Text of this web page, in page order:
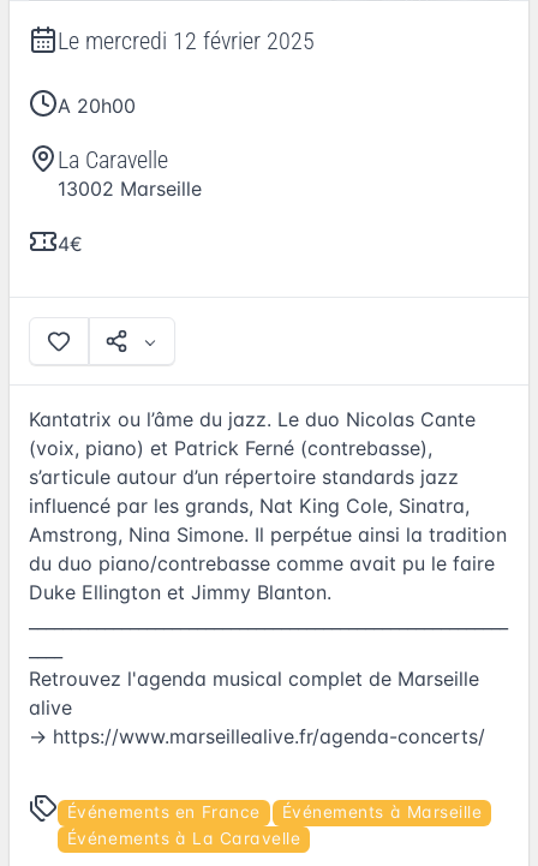
Le mercredi 12 février 2025
A 20h00
La Caravelle
13002 Marseille
4€
Kantatrix ou l’âme du jazz. Le duo Nicolas Cante
(voix, piano) et Patrick Ferné (contrebasse),
s’articule autour d’un répertoire standards jazz
influencé par les grands, Nat King Cole, Sinatra,
Amstrong, Nina Simone. Il perpétue ainsi la tradition
du duo piano/contrebasse comme avait pu le faire
Duke Ellington et Jimmy Blanton.
Retrouvez l'agenda musical complet de Marseille
alive
→ https://www.marseillealive.fr/agenda-concerts/
Événements en France
Événements à Marseille
Événements à La Caravelle